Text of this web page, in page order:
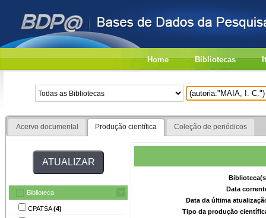
Home Bibliotecas
Acervo documental Produção científica Coleção de periódicos
Biblioteca
CPATSA(4)
Data
Data da última
Tipo da produção